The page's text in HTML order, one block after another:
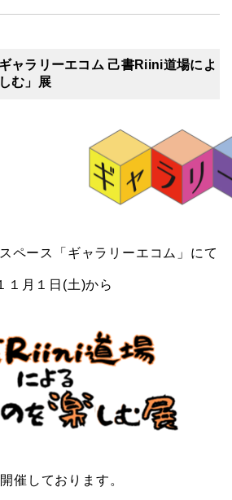
ャラリーエコム 己書Riini道場によ
む」展
ペース「ギャラリーエコム」にて
１月１ 日(土)から
開催しております。